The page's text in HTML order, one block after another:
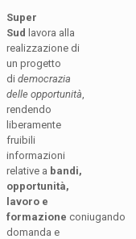
Super
Sud lavora alla
realizzazione di
un progetto
di democrazia
delle opportunità
rendendo
liberamente
fruibili
informazioni
relative a bandi,
opportunità,
lavoro e
formazione coniugando
domanda e